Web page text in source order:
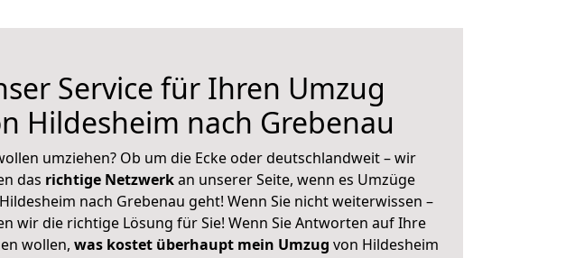
Service für Ihren Umzug
Hildesheim nach Grebenau
umziehen? Ob um die Ecke oder deutschlandweit – wir
das richtige Netzwerkan unserer Seite, wenn es Umzüge
nach Grebenau geht! Wenn Sie nicht weiterwissen –
wir die richtige Lösung für Sie! Wenn Sie Antworten auf Ihre
wollen, was kostet überhaupt mein Umzug von Hildesheim